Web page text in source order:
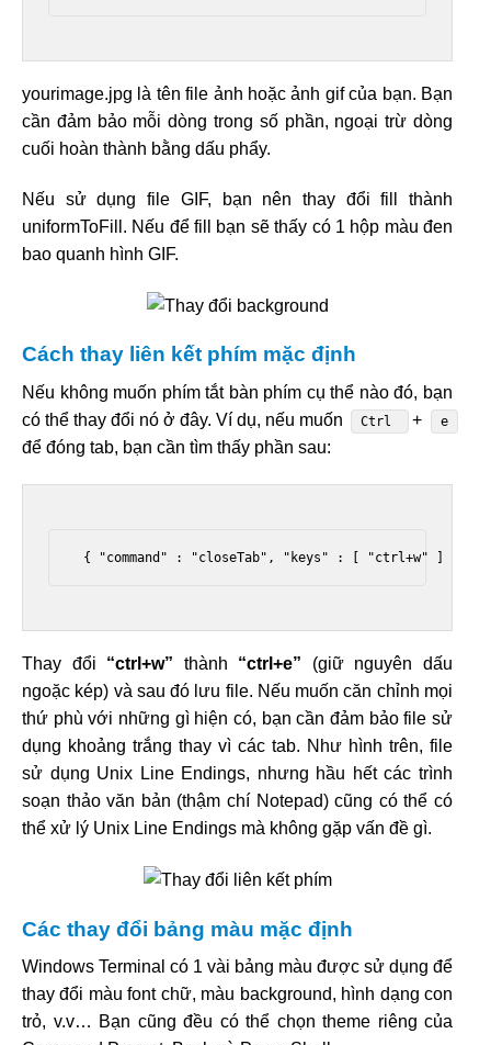
yourimage.jpg là tên file ảnh hoặc ảnh gif của bạn. Bạn
cần đảm bảo mỗi dòng trong số phần, ngoại trừ dòng
cuối hoàn thành bằng dấu phẩy.
Nếu sử dụng file GIF, bạn nên thay đổi fill thành
uniformToFill. Nếu để fill bạn sẽ thấy có 1 hộp màu đen
bao quanh hình GIF.
Cách thay liên kết phím mặc định
Nếu không muốn phím tắt bàn phím cụ thể nào đó, bạn
có thể thay đổi nó ở đây. Ví dụ, nếu muốn
Ctrl + e
để đóng tab, bạn cần tìm thấy phần sau:
{ "command" : "closeTab", "keys" : [ "ctrl+w" ] },
Thay đổi “ctrl+w” thành “ctrl+e” (giữ nguyên dấu
ngoặc kép) và sau đó lưu file. Nếu muốn căn chỉnh mọi
thứ phù với những gì hiện có, bạn cần đảm bảo file sử
dụng khoảng trắng thay vì các tab. Như hình trên, file
sử dụng Unix Line Endings, nhưng hầu hết các trình
soạn thảo văn bản (thậm chí Notepad) cũng có thể có
thể xử lý Unix Line Endings mà không gặp vấn đề gì.
Các thay đổi bảng màu mặc định
Windows Terminal có 1 vài bảng màu được sử dụng để
thay đổi màu font chữ, màu background, hình dạng con
trỏ, v.v… Bạn cũng đều có thể chọn theme riêng của